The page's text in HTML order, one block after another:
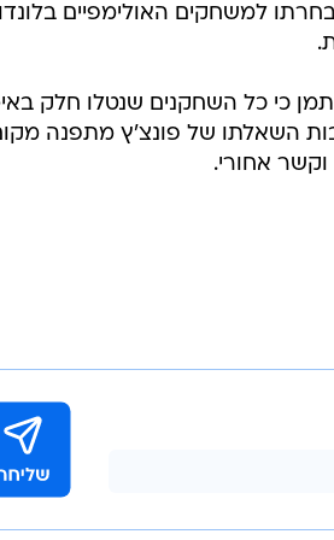
למשחקים האולימפיים
כי כל השחקנים שנטלו חלק
השאלתו של פונצ'ץ מתפנה
וקשר אחורי.